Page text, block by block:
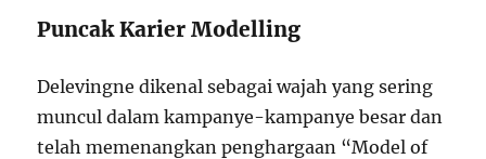
Puncak Karier Modelling
Delevingne dikenal sebagai wajah yang sering
muncul dalam kampanye-kampanye besar dan
telah memenangkan penghargaan “Model of